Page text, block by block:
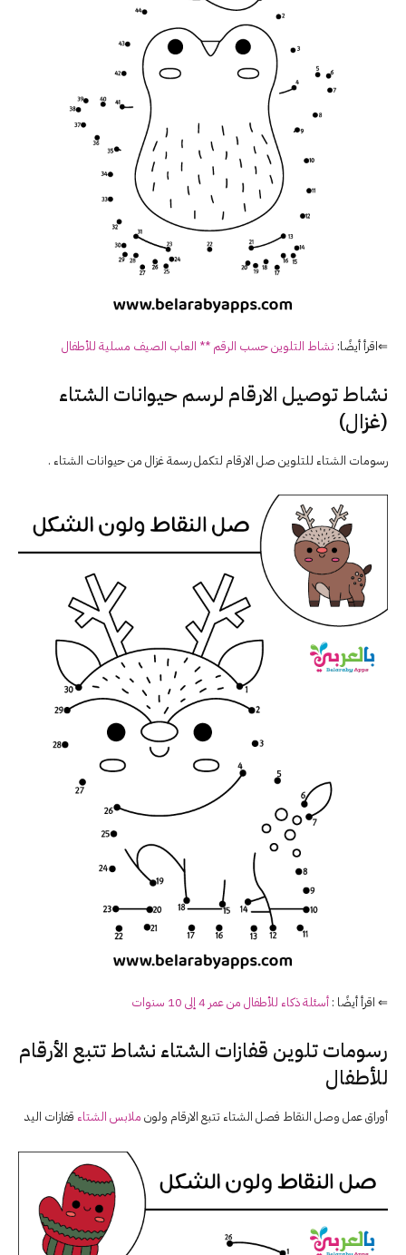
⇐اقرأ أيضًا: نشاط التلوين حسب الرقم ** العاب الصيف مسلية للأطفال
نشاط توصيل الارقام لرسم حيوانات الشتاء
(غزال)
رسومات الشتاء للتلوين صل الارقام لتكمل رسمة غزال من حيوانات الشتاء .
⇐ اقرأ أيضًا : أسئلة ذكاء للأطفال من عمر 4 إلى 10 سنوات
رسومات تلوين قفازات الشتاء نشاط تتبع الأرقام
للأطفال
أوراق عمل وصل النقاط فصل الشتاء تتبع الارقام ولون ملابس الشتاء قفازات اليد